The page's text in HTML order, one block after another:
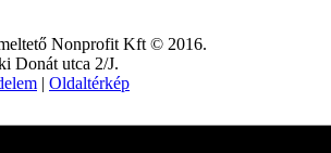
Nonprofit Kft © 2016.
Donát utca 2/J.
| Oldaltérkép